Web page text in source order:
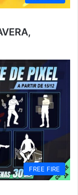
FREE FIRE